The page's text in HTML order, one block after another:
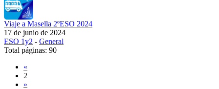
Viaje a Masella 2ºESO 2024
17 de junio de 2024
ESO 1y2 - General
Total páginas: 90
«
2
»